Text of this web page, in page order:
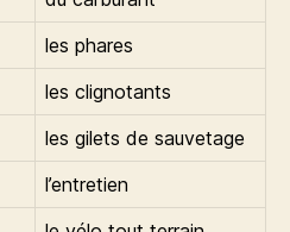
les phares
les clignotants
les gilets de sauvetage
l’entretien